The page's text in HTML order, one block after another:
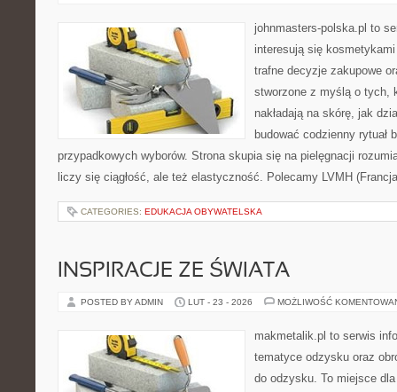
johnmasters-polska.pl to
interesują się
trafne decyzje zakupowe
stworzone z myślą o tych,
nakładają na skórę, jak
budować codzienny rytuał
przypadkowych wyborów. Strona skupia się na pielęgnacji
liczy się ciągłość, ale też elastyczność. Polecamy LVMH
CATEGORIES: EDUKACJA OBYWATELSKA
INSPIRACJE ZE ŚWIATA
POSTED BY ADMIN LUT - 23 - 2026 MOŻLIWOŚĆ
makmetalik.pl to serwis
tematyce odzysku oraz
do odzysku. To miejsce